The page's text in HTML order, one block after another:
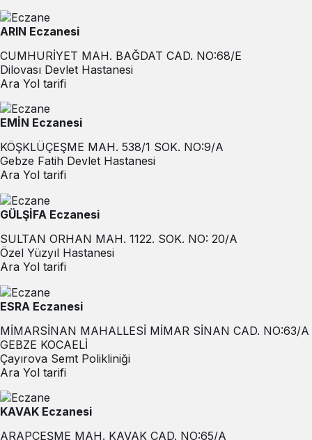
ARIN Eczanesi
CUMHURİYET MAH. BAĞDAT CAD. NO:68/E
Dilovası Devlet Hastanesi
Ara Yol tarifi
EMİN Eczanesi
KÖŞKLÜÇEŞME MAH. 538/1 SOK. NO:9/A
Gebze Fatih Devlet Hastanesi
Ara Yol tarifi
GÜLŞİFA Eczanesi
SULTAN ORHAN MAH. 1122. SOK. NO: 20/A
Özel Yüzyıl Hastanesi
Ara Yol tarifi
ESRA Eczanesi
MİMARSİNAN MAHALLESİ MİMAR SİNAN CAD. NO:63/A
GEBZE KOCAELİ
Çayırova Semt Polikliniği
Ara Yol tarifi
KAVAK Eczanesi
ARAPÇEŞME MAH. KAVAK CAD. NO:65/A